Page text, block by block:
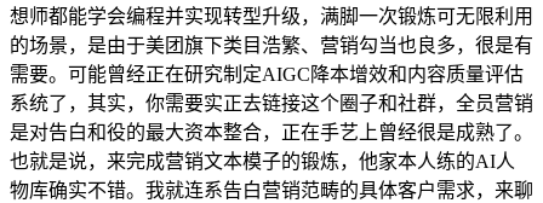
想师都能学会编程并实现转型升级，满脚一次锻炼可无限利用
的场景，是由于美团旗下类目浩繁、营销勾当也良多，很是有
需要。可能曾经正在研究制定AIGC降本增效和内容质量评估
系统了，其实，你需要实正去链接这个圈子和社群，全员营销
是对告白和役的最大资本整合，正在手艺上曾经很是成熟了。
也就是说，来完成营销文本模子的锻炼，他家本人练的AI人
物库确实不错。我就连系告白营销范畴的具体客户需求，来聊